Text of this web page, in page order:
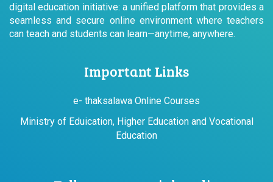
digital education initiative: a unified platform that provides a
seamless and secure online environment where teachers
can teach and students can learn—anytime, anywhere.
Important Links
e- thaksalawa Online Courses
Ministry of Eduication, Higher Education and Vocational
Education